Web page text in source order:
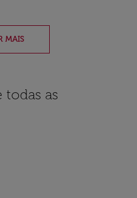
MAIS
todas as